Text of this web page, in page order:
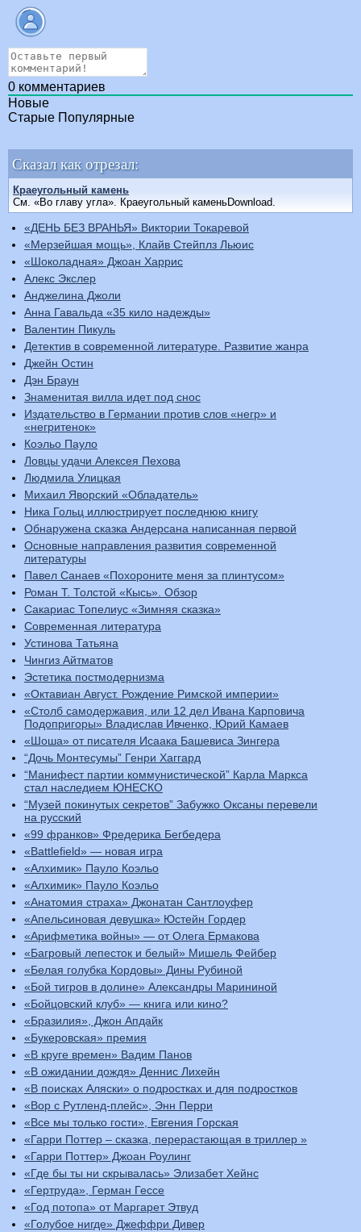
0 комментариев
Новые
Старые Популярные
Сказал как отрезал:
Краеугольный камень
См. «Во главу угла». Краеугольный каменьDownload.
«ДЕНЬ БЕЗ ВРАНЬЯ» Виктории Токаревой
«Мерзейшая мощь», Клайв Стейплз Льюис
«Шоколадная» Джоан Харрис
Алекс Экслер
Анджелина Джоли
Анна Гавальда «35 кило надежды»
Валентин Пикуль
Детектив в современной литературе. Развитие жанра
Джейн Остин
Дэн Браун
Знаменитая вилла идет под снос
Издательство в Германии против слов «негр» и
«негритенок»
Коэльо Пауло
Ловцы удачи Алексея Пехова
Людмила Улицкая
Михаил Яворский «Обладатель»
Ника Гольц иллюстрирует последнюю книгу
Обнаружена сказка Андерсана написанная первой
Основные направления развития современной
литературы
Павел Санаев «Похороните меня за плинтусом»
Роман Т. Толстой «Кысь». Обзор
Сакариас Топелиус «Зимняя сказка»
Современная литература
Устинова Татьяна
Чингиз Айтматов
Эстетика постмодернизма
«Октавиан Август. Рождение Римской империи»
«Столб самодержавия, или 12 дел Ивана Карповича
Подопригоры» Владислав Ивченко, Юрий Камаев
«Шоша» от писателя Исаака Башевиса Зингера
“Дочь Монтесумы” Генри Хаггард
“Манифест партии коммунистической” Карла Маркса
стал наследием ЮНЕСКО
“Музей покинутых секретов” Забужко Оксаны перевели
на русский
«99 франков» Фредерика Бегбедера
«Battlefield» — новая игра
«Алхимик» Пауло Коэльо
«Алхимик» Пауло Коэльо
«Анатомия страха» Джонатан Сантлоуфер
«Апельсиновая девушка» Юстейн Гордер
«Арифметика войны» — от Олега Ермакова
«Багровый лепесток и белый» Мишель Фейбер
«Белая голубка Кордовы» Дины Рубиной
«Бой тигров в долине» Александры Марининой
«Бойцовский клуб» — книга или кино?
«Бразилия», Джон Апдайк
«Букеровская» премия
«В круге времен» Вадим Панов
«В ожидании дождя» Деннис Лихейн
«В поисках Аляски» о подростках и для подростков
«Вор с Рутленд-плейс», Энн Перри
«Все мы только гости», Евгения Горская
«Гарри Поттер – сказка, перерастающая в триллер »
«Гарри Поттер» Джоан Роулинг
«Где бы ты ни скрывалась» Элизабет Хейнс
«Гертруда», Герман Гессе
«Год потопа» от Маргарет Этвуд
«Голубое нигде» Джеффри Дивер